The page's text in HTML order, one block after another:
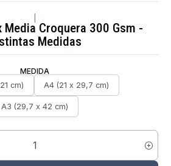
Media Croquera 300 Gsm -
Medidas
MEDIDA
cm)
A4 (21 x 29,7 cm)
A3 (29,7 x 42 cm)